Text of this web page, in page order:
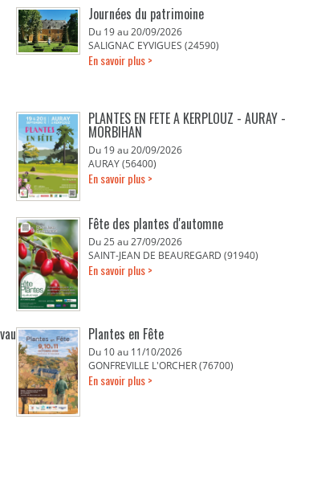
Journées du patrimoine
Du 19 au 20/09/2026
SALIGNAC EYVIGUES (24590)
En savoir plus >
PLANTES EN FETE A KERPLOUZ - AURAY -
MORBIHAN
Du 19 au 20/09/2026
AURAY (56400)
En savoir plus >
Fête des plantes d'automne
Du 25 au 27/09/2026
SAINT-JEAN DE BEAUREGARD (91940)
En savoir plus >
Plantes en Fête
Du 10 au 11/10/2026
GONFREVILLE L'ORCHER (76700)
En savoir plus >